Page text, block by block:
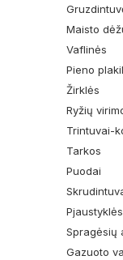
Maisto
Vaflinės
Pieno
Žirklės
Ryžių
Trintuvai-
Tarkos
Puodai
Pjaustyklės
Spragėsių
Gazuoto